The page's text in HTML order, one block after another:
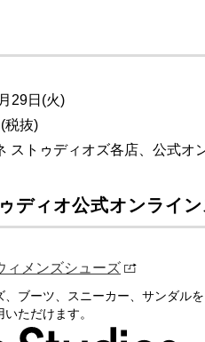
29日(火)
税抜)
ストゥディオズ各店、公式オ
ディオ公式オンライ
ィメンズシューズ
、ブーツ、スニーカー、サンダル
ただけます。